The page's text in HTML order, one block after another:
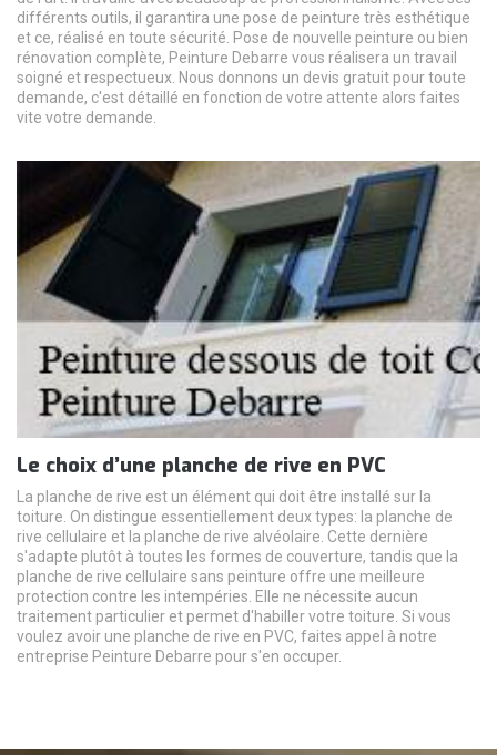
différents outils, il garantira une pose de peinture très esthétique
et ce, réalisé en toute sécurité. Pose de nouvelle peinture ou bien
rénovation complète, Peinture Debarre vous réalisera un travail
soigné et respectueux. Nous donnons un devis gratuit pour toute
demande, c'est détaillé en fonction de votre attente alors faites
vite votre demande.
Le choix d’une planche de rive en PVC
La planche de rive est un élément qui doit être installé sur la
toiture. On distingue essentiellement deux types: la planche de
rive cellulaire et la planche de rive alvéolaire. Cette dernière
s'adapte plutôt à toutes les formes de couverture, tandis que la
planche de rive cellulaire sans peinture offre une meilleure
protection contre les intempéries. Elle ne nécessite aucun
traitement particulier et permet d'habiller votre toiture. Si vous
voulez avoir une planche de rive en PVC, faites appel à notre
entreprise Peinture Debarre pour s'en occuper.